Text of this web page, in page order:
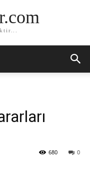
0
680